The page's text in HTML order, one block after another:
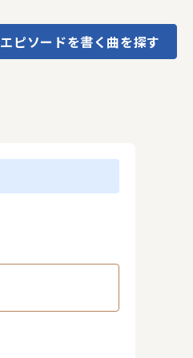
エピソードを書く 曲を探す